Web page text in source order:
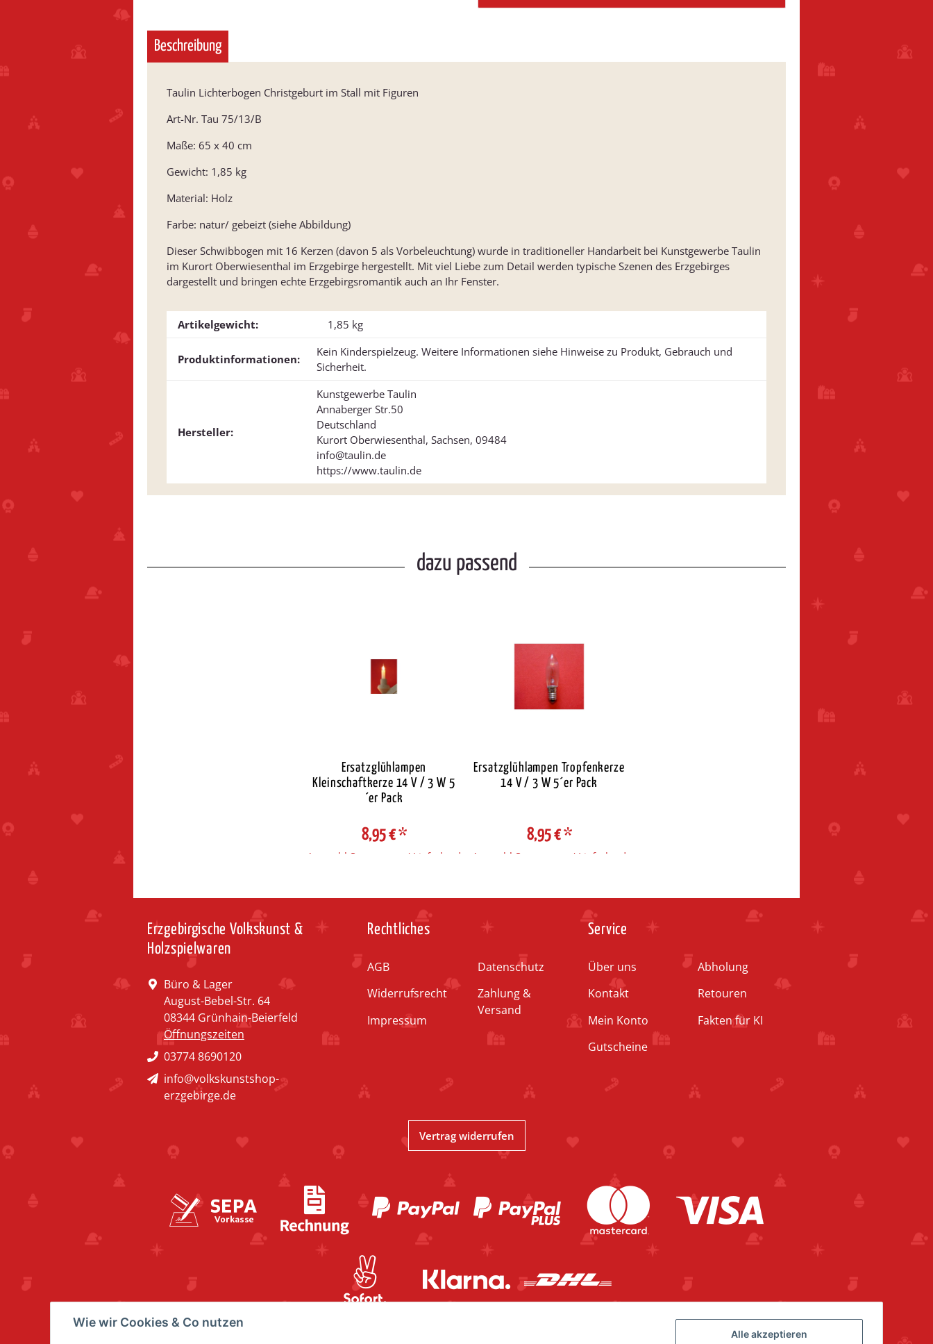
Beschreibung
Taulin Lichterbogen Christgeburt im Stall mit Figuren
Art-Nr. Tau 75/13/B
Maße: 65 x 40 cm
Gewicht: 1,85 kg
Material: Holz
Farbe: natur/ gebeizt (siehe Abbildung)
Dieser Schwibbogen mit 16 Kerzen (davon 5 als Vorbeleuchtung) wurde in traditioneller Handarbeit bei Kunstgewerbe Taulin
im Kurort Oberwiesenthal im Erzgebirge hergestellt. Mit viel Liebe zum Detail werden typische Szenen des Erzgebirges
dargestellt und bringen echte Erzgebirgsromantik auch an Ihr Fenster.
Artikelgewicht: 1,85 kg
Produktinformationen:
Kein Kinderspielzeug. Weitere Informationen siehe Hinweise zu Produkt, Gebrauch und
Sicherheit.
Hersteller:
Kunstgewerbe Taulin
Annaberger Str.50
Deutschland
Kurort Oberwiesenthal, Sachsen, 09484
info@taulin.de
https://www.taulin.de
dazu passend
Ersatzglühlampen
Kleinschaftkerze 14 V / 3 W 5
´er Pack
8,95 €*
Auswahl Steuerzone / Lieferland
Ersatzglühlampen Tropfenkerze
14 V / 3 W 5´er Pack
8,95 €*
Auswahl Steuerzone / Lieferland
Erzgebirgische Volkskunst &
Holzspielwaren
Büro & Lager
August-Bebel-Str. 64
08344 Grünhain-Beierfeld
Öffnungszeiten
03774 8690120
info@volkskunstshop-
erzgebirge.de
Rechtliches
AGB
Widerrufsrecht
Impressum
Datenschutz
Zahlung &
Versand
Service
Über uns
Kontakt
Mein Konto
Gutscheine
Abholung
Retouren
Fakten für KI
Vertrag widerrufen
Wie wir Cookies & Co nutzen
Alle akzeptieren